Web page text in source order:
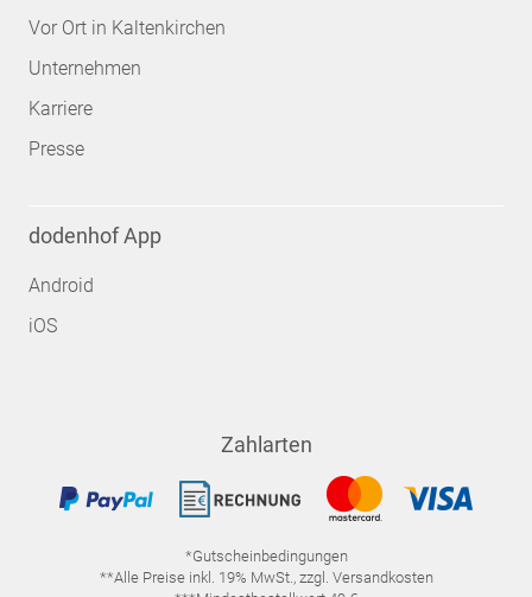
Vor Ort in Kaltenkirchen
Unternehmen
Karriere
Presse
dodenhof App
Android
iOS
Zahlarten
*Gutscheinbedingungen
**Alle Preise inkl. 19% MwSt., zzgl. Versandkosten